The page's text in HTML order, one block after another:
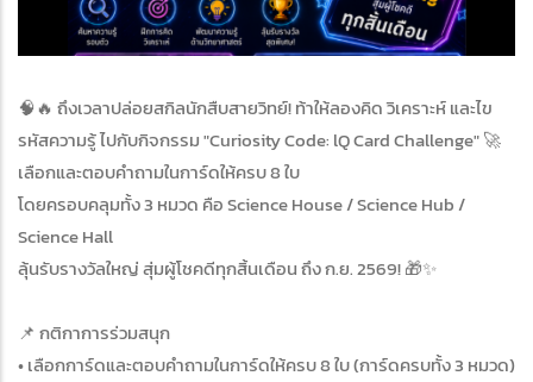
🧠🔥 ถึงเวลาปล่อยสกิลนักสืบสายวิทย์! ท้าให้ลองคิด วิเคราะห์ และไข
รหัสความรู้ ไปกับกิจกรรม "Curiosity Code: lQ Card Challenge" 🚀
เลือกและตอบคำถามในการ์ดให้ครบ 8 ใบ
โดยครอบคลุมทั้ง 3 หมวด คือ Science House / Science Hub /
Science Hall
ลุ้นรับรางวัลใหญ่ สุ่มผู้โชคดีทุกสิ้นเดือน ถึง ก.ย. 2569! 🎁✨
📌 กติกาการร่วมสนุก
• เลือกการ์ดและตอบคำถามในการ์ดให้ครบ 8 ใบ (การ์ดครบทั้ง 3 หมวด)